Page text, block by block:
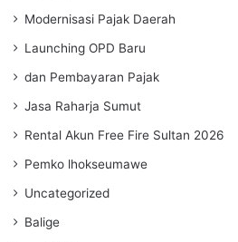
Modernisasi Pajak Daerah
Launching OPD Baru
dan Pembayaran Pajak
Jasa Raharja Sumut
Rental Akun Free Fire Sultan 2026
Pemko lhokseumawe
Uncategorized
Balige